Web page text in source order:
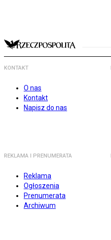
KONTAKT
O nas
Kontakt
Napisz do nas
REKLAMA I PRENUMERATA
Reklama
Ogłoszenia
Prenumerata
Archiwum